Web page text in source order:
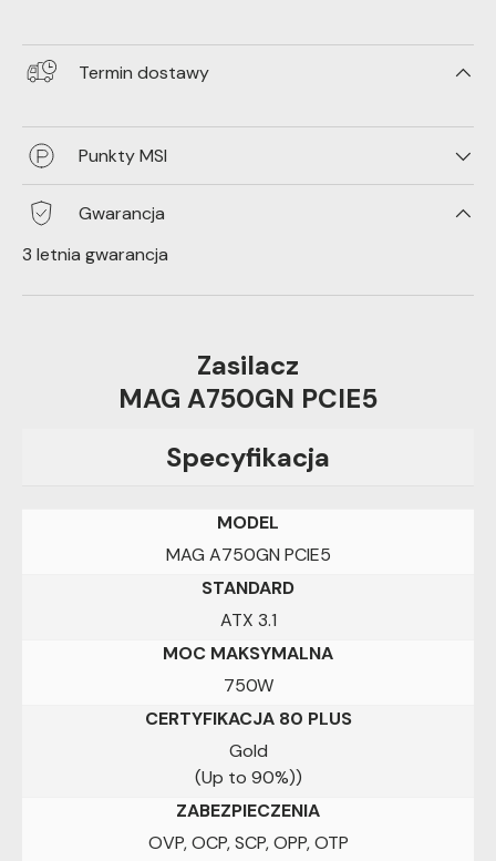
Termin dostawy
Punkty MSI
Gwarancja
3 letnia gwarancja
Zasilacz
MAG A750GN PCIE5
Specyfikacja
MODEL
MAG A750GN PCIE5
STANDARD
ATX 3.1
MOC MAKSYMALNA
750W
CERTYFIKACJA 80 PLUS
Gold
(Up to 90%))
ZABEZPIECZENIA
OVP, OCP, SCP, OPP, OTP